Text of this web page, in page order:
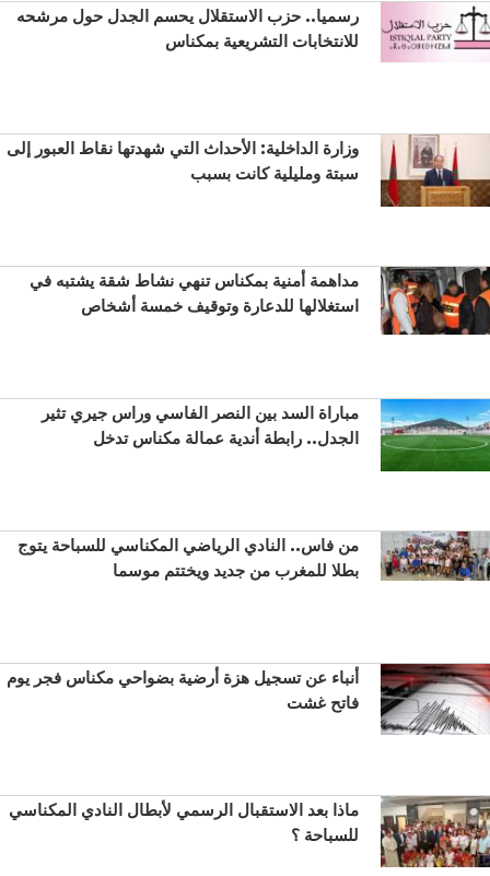
رسميا.. حزب الاستقلال يحسم الجدل حول مرشحه
للانتخابات التشريعية بمكناس
وزارة الداخلية: الأحداث التي شهدتها نقاط العبور إلى
سبتة ومليلية كانت بسبب
مداهمة أمنية بمكناس تنهي نشاط شقة يشتبه في
استغلالها للدعارة وتوقيف خمسة أشخاص
مباراة السد بين النصر الفاسي وراس جيري تثير
الجدل.. رابطة أندية عمالة مكناس تدخل
من فاس.. النادي الرياضي المكناسي للسباحة يتوج
بطلا للمغرب من جديد ويختتم موسما
أنباء عن تسجيل هزة أرضية بضواحي مكناس فجر يوم
فاتح غشت
ماذا بعد الاستقبال الرسمي لأبطال النادي المكناسي
للسباحة ؟